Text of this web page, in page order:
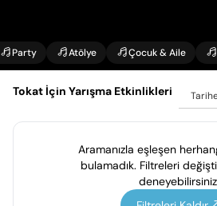
Party Atölye Çocuk & Aile
Tokat İçin Yarışma Etkinlikleri
Aramanızla eşleşen
bulamadık. Filtreleri